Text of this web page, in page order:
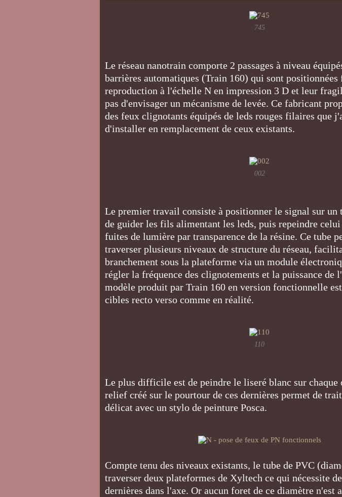
745
Le réseau nanotrain comporte 2 passages à niveau
barrières automatiques (Train 160) qui sont positionnées
reproduction à l'échelle N en impression 3 D et leur
pas d'envisager un mécanisme de levée. Ce fabricant
des feux clignotants équipés de leds rouges filaires que
d'installer en remplacement de ceux existants.
002
Le premier travail consiste à positionner le signal sur un
de guider les fils alimentant les leds, puis repeindre
fuites de lumière par transparence de la résine. Ce tube
traverser plusieurs niveaux de structure du réseau,
branchement sous la plateforme via un module
régler la fréquence des clignotements et la puissance de
modèle produit par Train 160 en version fonctionnelle
cibles recto verso comme en réalité.
110
Le plus difficile est de peindre le liseré blanc sur chaque
relief créé sur le pourtour de ces dernières permet de
délicat avec un stylo de peinture Posca.
Compte tenu des niveaux existants, le tube de PVC
traverser deux plateformes de Xyltech ce qui nécessite
dernières dans l'axe. Or aucun foret de ce diamètre n'est